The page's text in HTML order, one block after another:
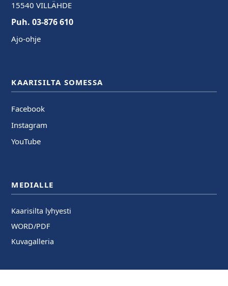
15540 VILLÄHDE
Puh. 03-876 610
Ajo-ohje
KAARISILTA SOMESSA
Facebook
Instagram
YouTube
MEDIALLE
Kaarisilta lyhyesti
WORD/PDF
Kuvagalleria